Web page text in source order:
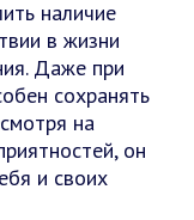
наличие
в жизни
Даже при
сохранять
на
он
и своих